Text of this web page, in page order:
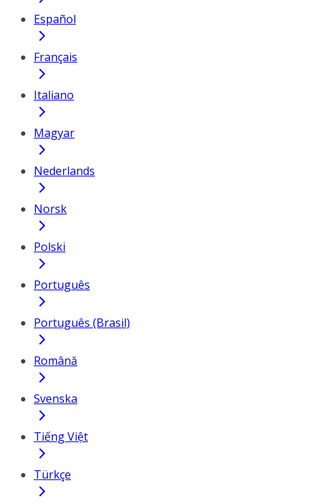
Español
Français
Italiano
Magyar
Nederlands
Norsk
Polski
Português
Português (Brasil)
Română
Svenska
Tiếng Việt
Türkçe